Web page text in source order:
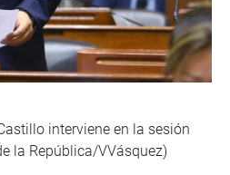
interviene en la sesión
la República/VVásquez)